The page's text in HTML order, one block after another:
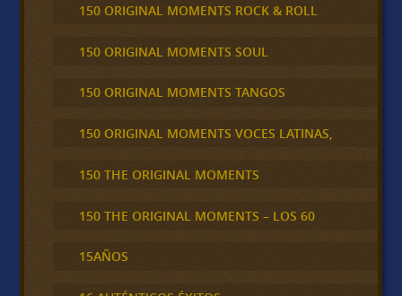
150 ORIGINAL MOMENTS ROCK & ROLL
150 ORIGINAL MOMENTS SOUL
150 ORIGINAL MOMENTS TANGOS
150 ORIGINAL MOMENTS VOCES LATINAS,
150 THE ORIGINAL MOMENTS
150 THE ORIGINAL MOMENTS – LOS 60
15AÑOS